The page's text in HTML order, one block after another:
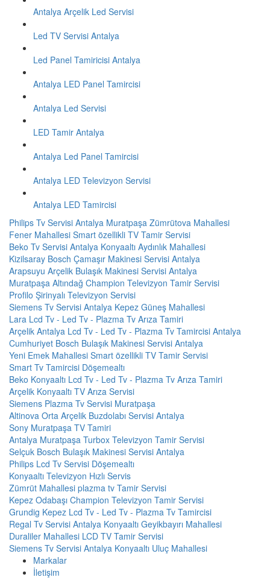
Antalya Arçelik Led Servisi
Led TV Servisi Antalya
Led Panel Tamiricisi Antalya
Antalya LED Panel Tamircisi
Antalya Led Servisi
LED Tamir Antalya
Antalya Led Panel Tamircisi
Antalya LED Televizyon Servisi
Antalya LED Tamircisi
Philips Tv Servisi Antalya Muratpaşa Zümrütova Mahallesi
Fener Mahallesi Smart özellikli TV Tamir Servisi
Beko Tv Servisi Antalya Konyaaltı Aydınlık Mahallesi
Kizilsaray Bosch Çamaşır Makinesi Servisi Antalya
Arapsuyu Arçelik Bulaşık Makinesi Servisi Antalya
Muratpaşa Altındağ Champion Televizyon Tamir Servisi
Profilo Şirinyalı Televizyon Servisi
Siemens Tv Servisi Antalya Kepez Güneş Mahallesi
Lara Lcd Tv - Led Tv - Plazma Tv Arıza Tamiri
Arçelik Antalya Lcd Tv - Led Tv - Plazma Tv Tamircisi Antalya
Cumhuriyet Bosch Bulaşık Makinesi Servisi Antalya
Yeni Emek Mahallesi Smart özellikli TV Tamir Servisi
Smart Tv Tamircisi Döşemealtı
Beko Konyaaltı Lcd Tv - Led Tv - Plazma Tv Arıza Tamiri
Arçelik Konyaaltı TV Arıza Servisi
Siemens Plazma Tv Servisi Muratpaşa
Altinova Orta Arçelik Buzdolabı Servisi Antalya
Sony Muratpaşa TV Tamiri
Antalya Muratpaşa Turbox Televizyon Tamir Servisi
Selçuk Bosch Bulaşık Makinesi Servisi Antalya
Philips Lcd Tv Servisi Döşemealtı
Konyaaltı Televizyon Hızlı Servis
Zümrüt Mahallesi plazma tv Tamir Servisi
Kepez Odabaşı Champion Televizyon Tamir Servisi
Grundig Kepez Lcd Tv - Led Tv - Plazma Tv Tamircisi
Regal Tv Servisi Antalya Konyaaltı Geyikbayırı Mahallesi
Duraliler Mahallesi LCD TV Tamir Servisi
Siemens Tv Servisi Antalya Konyaaltı Uluç Mahallesi
Markalar
İletişim